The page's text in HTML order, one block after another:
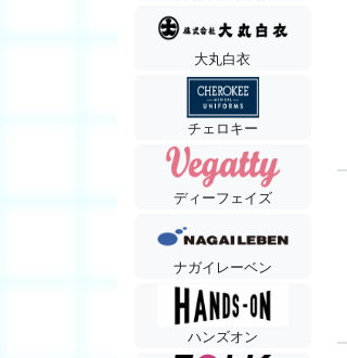
大丸白衣
チェロキー
ディーフェイズ
ナガイレーベン
ハンズオン